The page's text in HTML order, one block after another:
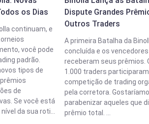
os Dias
continuam, e
você pode
padrão.
tipos de
de
Se você está
da sua roti...
Dispute Grandes
Outros Traders
A primeira Batalha da
concluída e os vencedores
receberam seus prêmios.
1.000 traders
competição de trading
pela corretora.
parabenizar aqueles que
prêmio total. ...